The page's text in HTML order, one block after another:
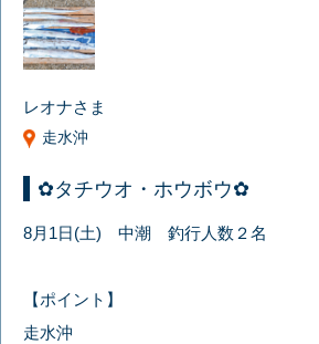
レオナさま
走水沖
✿タチウオ・ホウボウ✿
8月1日(土) 中潮 釣行人数２名
【ポイント】
走水沖